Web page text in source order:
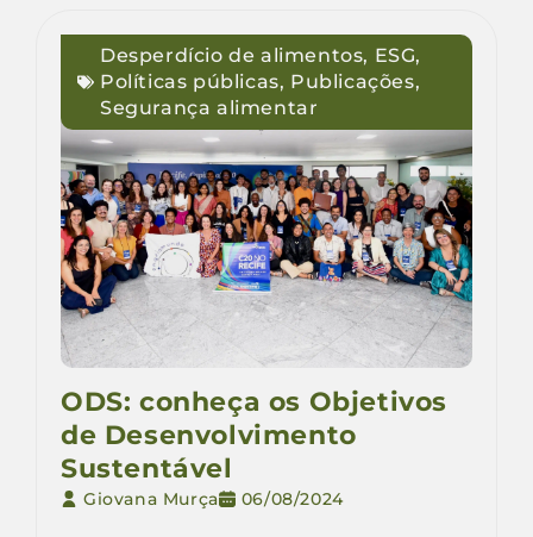
Desperdício de alimentos, ESG,
Políticas públicas, Publicações,
Segurança alimentar
ODS: conheça os Objetivos
de Desenvolvimento
Sustentável
Giovana Murça 06/08/2024